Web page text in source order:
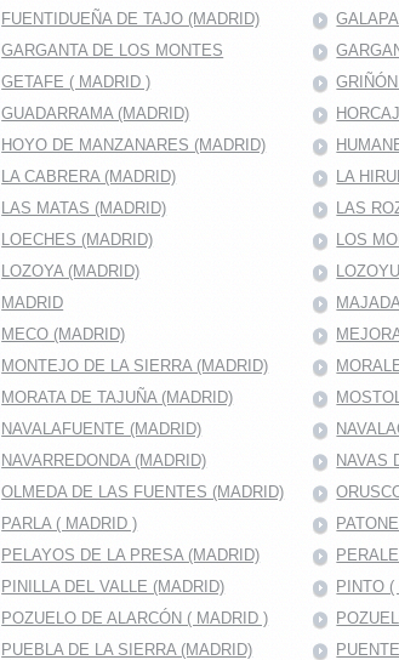
FUENTIDUEÑA DE TAJO (MADRID)
GARGANTA DE LOS MONTES
GETAFE ( MADRID )
GUADARRAMA (MADRID)
HOYO DE MANZANARES (MADRID)
LA CABRERA (MADRID)
LA
LAS MATAS (MADRID)
LAS
LOECHES (MADRID)
LOS
LOZOYA (MADRID)
MADRID
MECO (MADRID)
MONTEJO DE LA SIERRA (MADRID)
MORATA DE TAJUÑA (MADRID)
NAVALAFUENTE (MADRID)
NAVARREDONDA (MADRID)
NAVAS
OLMEDA DE LAS FUENTES (MADRID)
PARLA ( MADRID )
PELAYOS DE LA PRESA (MADRID)
PINILLA DEL VALLE (MADRID)
PINTO
POZUELO DE ALARCÓN ( MADRID )
PUEBLA DE LA SIERRA (MADRID)